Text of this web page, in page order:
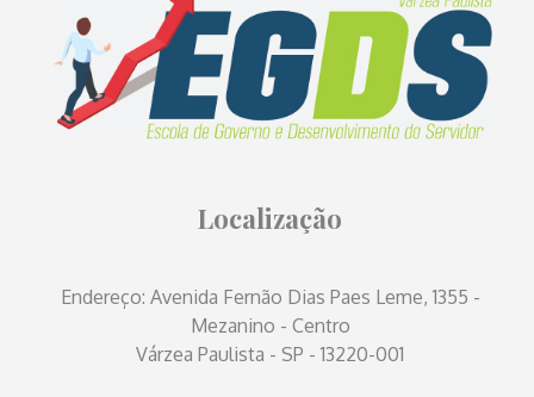
Localização
Endereço: Avenida Fernão Dias Paes Leme, 1355 -
Mezanino - Centro
Várzea Paulista - SP - 13220-001